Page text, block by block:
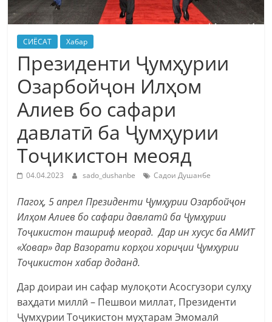
СИЁСАТ Хабар
Президенти Ҷумҳурии
Озарбойҷон Илҳом
Алиев бо сафари
давлатӣ ба Ҷумҳурии
Тоҷикистон меояд
04.04.2023 sado_dushanbe Садои Душанбе
Пагоҳ, 5 апрел Президенти Ҷумҳурии Озарбойҷон
Илҳом Алиев бо сафари давлатӣ ба Ҷумҳурии
Тоҷикистон ташриф меорад. Дар ин хусус ба АМИТ
«Ховар» дар Вазорати корҳои хориҷии Ҷумҳурии
Тоҷикистон хабар доданд.
Дар доираи ин сафар мулоқоти Асосгузори сулҳу
ваҳдати миллӣ – Пешвои миллат, Президенти
Ҷумҳурии Тоҷикистон муҳтарам Эмомалӣ